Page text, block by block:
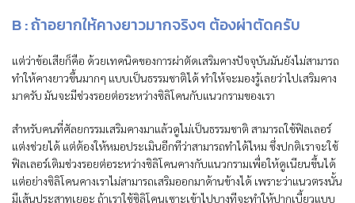
B :ถ้าอยากให้คางยาวมากจริงๆ ต้องผ่าตัดครับ
แต่ว่าข้อเสียก็คือ ด้วยเทคนิคของการผ่าตัดเสริมคางปัจจุบันมันยังไม่สามารถ
ทำให้คางยาวขึ้นมากๆ แบบเป็นธรรมชาติได้ ทำให้จะมองรู้เลยว่าไปเสริมคาง
มาครับ มันจะมีช่วงรอยต่อระหว่างซิลิโคนกับแนวกรามของเรา
สำหรับคนที่ศัลยกรรมเสริมคางมาแล้วดูไม่เป็นธรรมชาติ สามารถใช้ฟิลเลอร์
แต่งช่วยได้ แต่ต้องให้หมอประเมินอีกทีว่าสามารถทำได้ไหม ซึ่งปกติเราจะใช้
ฟิลเลอร์เติมช่วงรอยต่อระหว่างซิลิโคนคางกับแนวกรามเพื่อให้ดูเนียนขึ้นได้
แต่อย่างซิลิโคนคางเราไม่สามารถเสริมออกมาด้านข้างได้ เพราะว่าแนวตรงนั้น
มีเส้นประสาทเยอะ ถ้าเราใช้ซิลิโคนเซาะเข้าไปบางทีจะทำให้ปากเบี้ยวแบบ